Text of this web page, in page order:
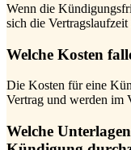
Wenn die
sich die
Welche Kosten
Die Kosten für eine
Vertrag und werden im
Welche